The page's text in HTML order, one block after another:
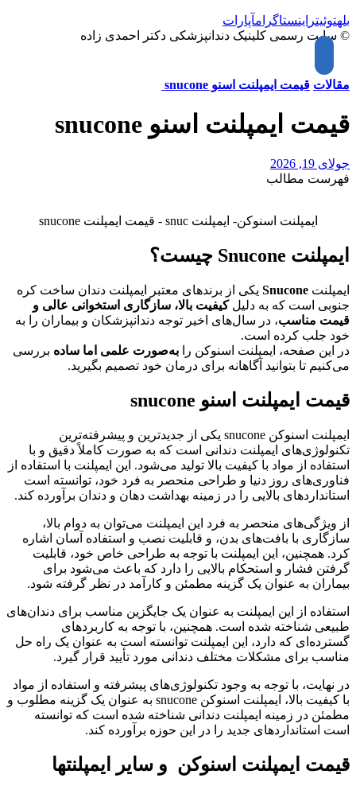
بلهتوئیتر اینستاگرامآپارات
© سایت رسمی کلینیک دندانپزشکی دکتر احمدی زاده
مقالات قیمت ایمپلنت اسنو snucone
قیمت ایمپلنت اسنو snucone
جولای 19, 2026
فهرست مطالب
ایمپلنت اسنوکن- ایمپلنت snuc - قیمت ایمپلنت snucone
ایمپلنت Snucone چیست؟
ایمپلنت Snucone یکی از برندهای معتبر ایمپلنت دندان ساخت کره
جنوبی است که به دلیلکیفیت بالا، سازگاری استخوانی عالی و
قیمت مناسب، در سال‌های اخیر توجه دندانپزشکان و بیماران را به
خود جلب کرده است.
در این صفحه، ایمپلنت اسنوکن را به‌صورت علمی اما ساده بررسی
می‌کنیم تا بتوانید آگاهانه برای درمان خود تصمیم بگیرید.
قیمت ایمپلنت اسنو snucone
ایمپلنت اسنوکن snucone یکی از جدیدترین و پیشرفته‌ترین
تکنولوژی‌های ایمپلنت دندانی است که به صورت کاملاً دقیق و با
استفاده از مواد با کیفیت بالا تولید می‌شود. این ایمپلنت با استفاده از
فناوری‌های روز دنیا و طراحی منحصر به فرد خود، توانسته است
استانداردهای بالایی را در زمینه بهداشت دهان و دندان برآورده کند.
از ویژگی‌های منحصر به فرد این ایمپلنت می‌توان به دوام بالا،
سازگاری با بافت‌های بدن، و قابلیت نصب و استفاده آسان اشاره
کرد. همچنین، این ایمپلنت با توجه به طراحی خاص خود، قابلیت
گرفتن فشار و استحکام بالایی را دارد که باعث می‌شود برای
بیماران به عنوان یک گزینه مطمئن و کارآمد در نظر گرفته شود.
استفاده از این ایمپلنت به عنوان یک جایگزین مناسب برای دندان‌های
طبیعی شناخته شده است. همچنین، با توجه به کاربردهای
گسترده‌ای که دارد، این ایمپلنت توانسته است به عنوان یک راه حل
مناسب برای مشکلات مختلف دندانی مورد تأیید قرار گیرد.
در نهایت، با توجه به وجود تکنولوژی‌های پیشرفته و استفاده از مواد
با کیفیت بالا، ایمپلنت اسنوکن snucone به عنوان یک گزینه مطلوب و
مطمئن در زمینه ایمپلنت دندانی شناخته شده است که توانسته
است استانداردهای جدید را در این حوزه برآورده کند.
قیمت ایمپلنت اسنوکن و سایر ایمپلنتها